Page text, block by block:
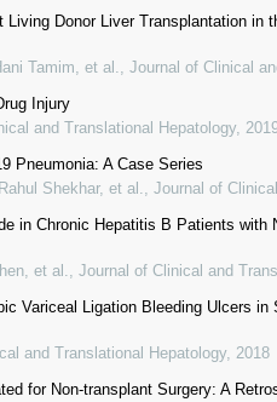
Living Donor Liver Transplantation in
Tamim, et al.
Journal of Clinical
Injury
and Translational Hepatology,
Pneumonia: A Case Series
Shekhar, et al.
Journal of
in Chronic Hepatitis B Patients with
et al.
Journal of Clinical and
Variceal Ligation Bleeding Ulcers
and Translational Hepatology, 2018
for Non-transplant Surgery: A